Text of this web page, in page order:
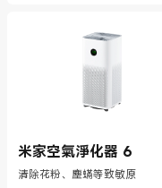
米家空氣淨化器 6
清除花粉、塵蟎等致敏原